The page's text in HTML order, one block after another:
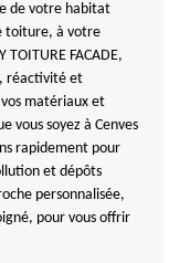
de votre habitat
toiture, à votre
FACADE,
réactivité et
matériaux et
vous soyez à Cenves
rapidement pour
et dépôts
personnalisée,
pour vous offrir